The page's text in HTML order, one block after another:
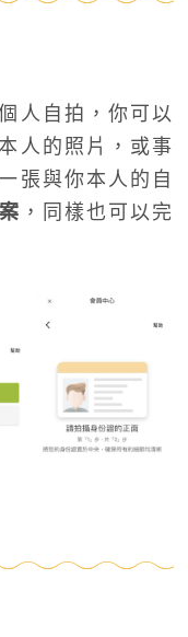
人自拍，你可以
人的照片，或事
張與你本人的自
，同樣也可以完